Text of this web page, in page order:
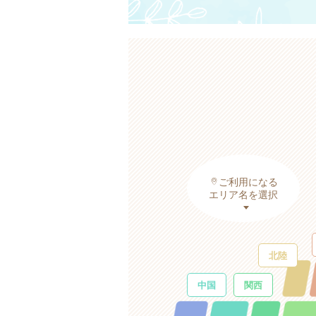
ご利用になる
エリア名を選択
関西
北陸
中国